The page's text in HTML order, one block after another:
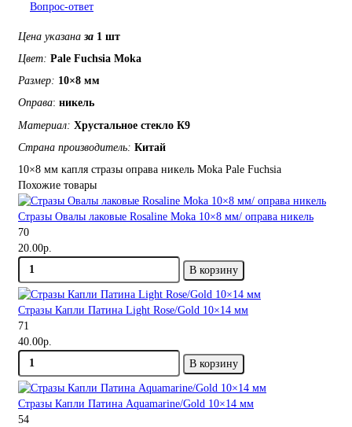
Вопрос-ответ
Цена указаназа 1 шт
Цвет: Pale Fuchsia Moka
Размер: 10×8 мм
Оправа: никель
Материал: Хрустальное стекло К9
Страна производитель: Китай
10×8 мм капля стразы оправа никель Moka Pale Fuchsia
Похожие товары
Стразы Овалы лаковые Rosaline Moka 10×8 мм/ оправа никель
70
20.00р.
В корзину
Стразы Капли Патина Light Rose/Gold 10×14 мм
71
40.00р.
В корзину
Стразы Капли Патина Aquamarine/Gold 10×14 мм
54